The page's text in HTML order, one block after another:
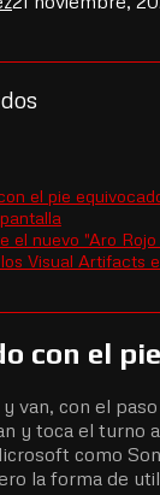
el pie
el nuevo "Aro
Visual Artifacts
con el
van, con el
y toca el turno
como
la forma de